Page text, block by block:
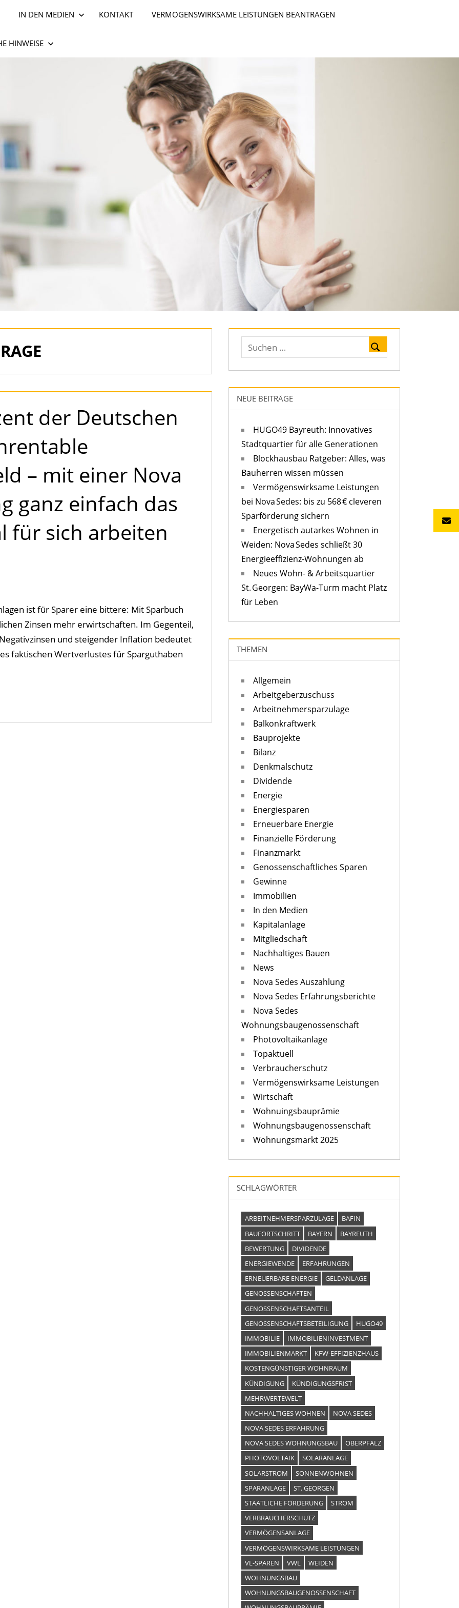
IN DEN MEDIEN KONTAKT VERMÖGENSWIRKSAME LEISTUNGEN BEANTRAGEN
HINWEISE
der Deutschen
– mit einer Nova
ganz einfach das
für sich arbeiten
ist für Sparer eine bittere: Mit Sparbuch
Zinsen mehr erwirtschaften. Im Gegenteil,
und steigender Inflation bedeutet
faktischen Wertverlustes für Sparguthaben
NEUE BEITRÄGE
HUGO49 Bayreuth: Innovatives
Stadtquartier für alle Generationen
Blockhausbau Ratgeber: Alles, was
Bauherren wissen müssen
Vermögenswirksame Leistungen
bei Nova Sedes: bis zu 568 € cleveren
Sparförderung sichern
Energetisch autarkes Wohnen in
Weiden: Nova Sedes schließt 30
Energieeffizienz-Wohnungen ab
Neues Wohn- & Arbeitsquartier
St. Georgen: BayWa-Turm macht Platz
für Leben
THEMEN
Allgemein
Arbeitgeberzuschuss
Arbeitnehmersparzulage
Balkonkraftwerk
Bauprojekte
Bilanz
Denkmalschutz
Dividende
Energie
Energiesparen
Erneuerbare Energie
Finanzielle Förderung
Finanzmarkt
Genossenschaftliches Sparen
Gewinne
Immobilien
In den Medien
Kapitalanlage
Mitgliedschaft
Nachhaltiges Bauen
News
Nova Sedes Auszahlung
Nova Sedes Erfahrungsberichte
Nova Sedes
Wohnungsbaugenossenschaft
Photovoltaikanlage
Topaktuell
Verbraucherschutz
Vermögenswirksame Leistungen
Wirtschaft
Wohnuingsbauprämie
Wohnungsbaugenossenschaft
Wohnungsmarkt 2025
SCHLAGWÖRTER
ARBEITNEHMERSPARZULAGE
BAFIN
BAUFORTSCHRITT
BAYERN
BAYREUTH
BEWERTUNG
DIVIDENDE
ENERGIEWENDE
ERFAHRUNGEN
ERNEUERBARE ENERGIE
GELDANLAGE
GENOSSENSCHAFTEN
GENOSSENSCHAFTSANTEIL
GENOSSENSCHAFTSBETEILIGUNG
HUGO49
IMMOBILIE
IMMOBILIENINVESTMENT
IMMOBILIENMARKT
KFW-EFFIZIENZHAUS
KOSTENGÜNSTIGER WOHNRAUM
KÜNDIGUNG
KÜNDIGUNGSFRIST
MEHRWERTEWELT
NACHHALTIGES WOHNEN
NOVA SEDES
NOVA SEDES ERFAHRUNG
NOVA SEDES WOHNUNGSBAU
OBERPFALZ
PHOTOVOLTAIK
SOLARANLAGE
SOLARSTROM
SONNENWOHNEN
SPARANLAGE
ST. GEORGEN
STAATLICHE FÖRDERUNG
STROM
VERBRAUCHERSCHUTZ
VERMÖGENSANLAGE
VERMÖGENSWIRKSAME LEISTUNGEN
VL-SPAREN
VWL
WEIDEN
WOHNUNGSBAU
WOHNUNGSBAUGENOSSENSCHAFT